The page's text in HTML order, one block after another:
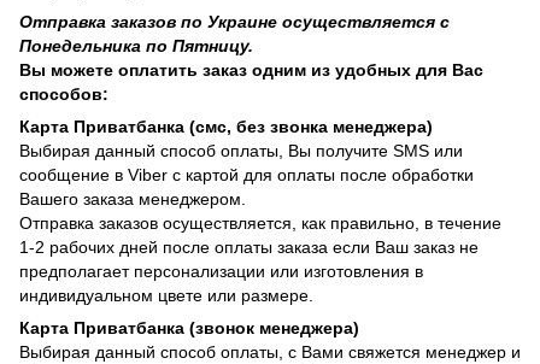
Отправка заказов по Украине осуществляется с
Понедельника по Пятницу.
Вы можете оплатить заказ одним из удобных для Вас
способов:
Карта Приватбанка (смс, без звонка менеджера)
Выбирая данный способ оплаты, Вы получите SMS или
сообщение в Viber с картой для оплаты после обработки
Вашего заказа менеджером.
Отправка заказов осуществляется, как правильно, в течение
1-2 рабочих дней после оплаты заказа если Ваш заказ не
предполагает персонализации или изготовления в
индивидуальном цвете или размере.
Карта Приватбанка (звонок менеджера)
Выбирая данный способ оплаты, с Вами свяжется менеджер и